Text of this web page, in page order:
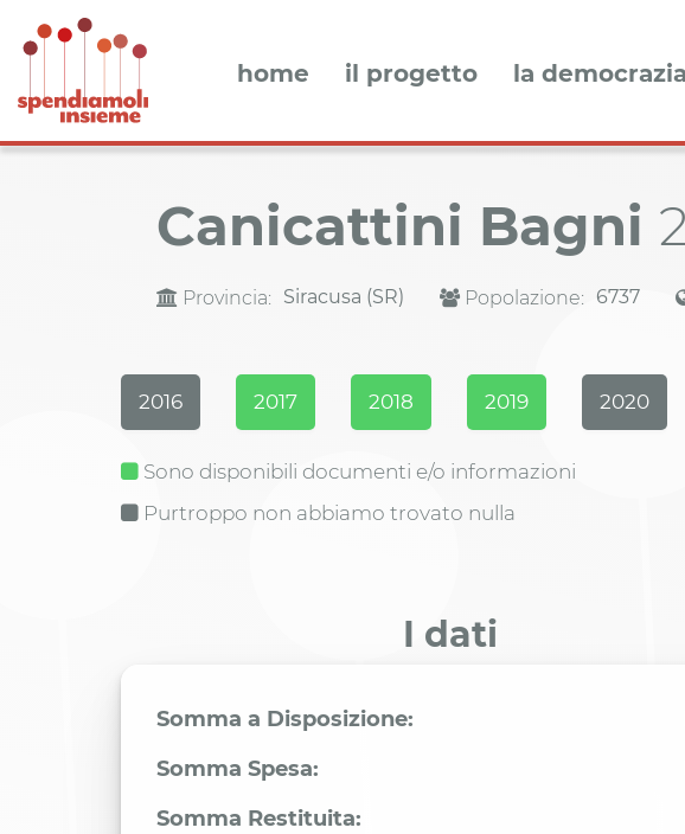
home il progetto la
Canicattini Bagni
Provincia: Siracusa (SR) Popolazione: 6737
2016 2017 2018 2019 2020
Sono disponibili documenti e/o informazioni
Purtroppo non abbiamo trovato nulla
I dati
Somma a Disposizione:
Somma Spesa:
Somma Restituita: